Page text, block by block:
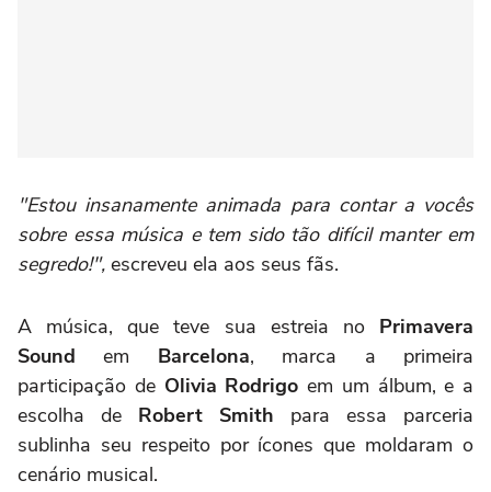
"Estou insanamente animada para contar a vocês
sobre essa música e tem sido tão difícil manter em
segredo!", escreveu ela aos seus fãs.
A música, que teve sua estreia noPrimavera
Soundem Barcelona, marca a primeira
participação de Olivia Rodrigo em um álbum, e a
escolha de Robert Smith para essa parceria
sublinha seu respeito por ícones que moldaram o
cenário musical.